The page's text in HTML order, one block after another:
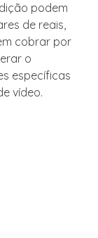
podem
de reais,
cobrar por
o
específicas
vídeo.